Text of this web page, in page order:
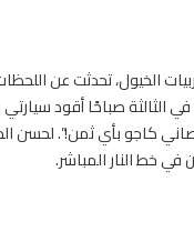
الخيول، تحدثت عن
الثالثة صباحًا أقود
كاجو بأي ثمن!”. لحسن
خط النار المباشر.